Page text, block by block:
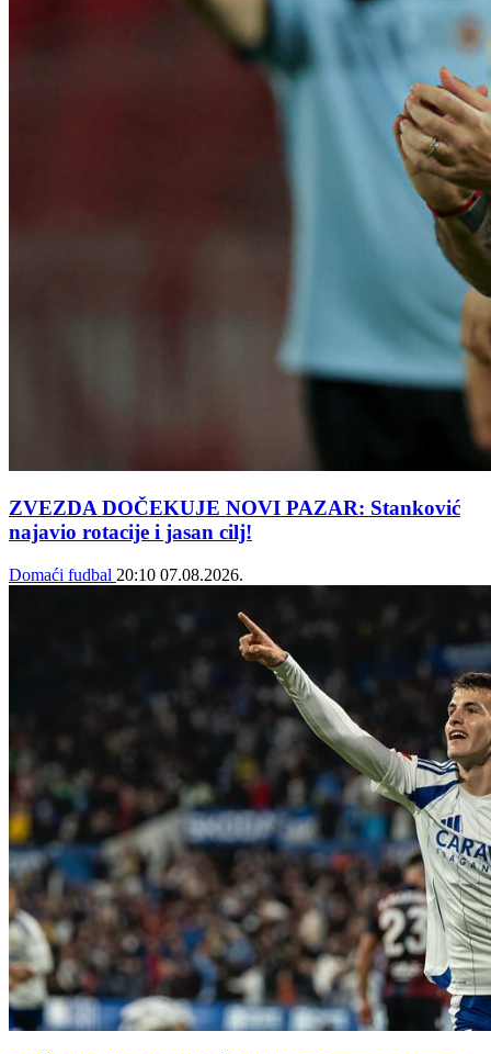
ZVEZDA DOČEKUJE NOVI PAZAR: Stanković
najavio rotacije i jasan cilj!
Domaći fudbal 20:10 07.08.2026.